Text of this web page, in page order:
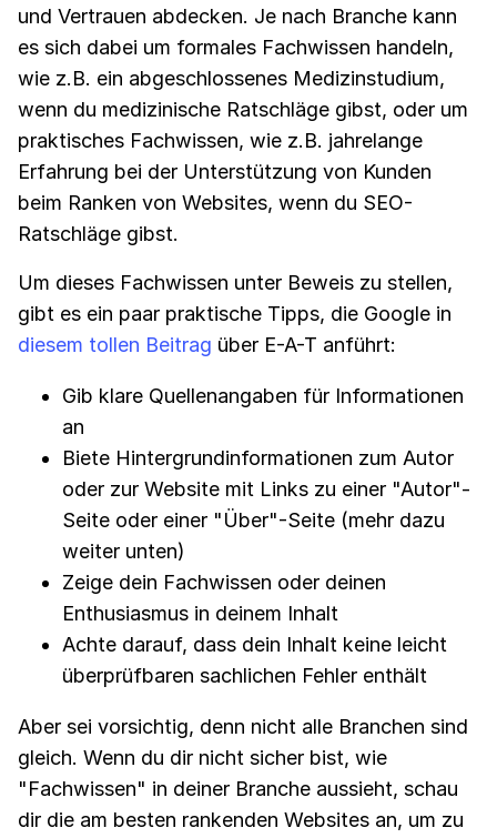
und Vertrauen abdecken. Je nach Branche kann
es sich dabei um formales Fachwissen handeln,
wie z.B. ein abgeschlossenes Medizinstudium,
wenn du medizinische Ratschläge gibst, oder um
praktisches Fachwissen, wie z.B. jahrelange
Erfahrung bei der Unterstützung von Kunden
beim Ranken von Websites, wenn du SEO-
Ratschläge gibst.
Um dieses Fachwissen unter Beweis zu stellen,
gibt es ein paar praktische Tipps, die Google in
diesem tollen Beitrag über E-A-T anführt:
Gib klare Quellenangaben für Informationen
an
Biete Hintergrundinformationen zum Autor
oder zur Website mit Links zu einer "Autor"-
Seite oder einer "Über"-Seite (mehr dazu
weiter unten)
Zeige dein Fachwissen oder deinen
Enthusiasmus in deinem Inhalt
Achte darauf, dass dein Inhalt keine leicht
überprüfbaren sachlichen Fehler enthält
Aber sei vorsichtig, denn nicht alle Branchen sind
gleich. Wenn du dir nicht sicher bist, wie
"Fachwissen" in deiner Branche aussieht, schau
dir die am besten rankenden Websites an, um zu